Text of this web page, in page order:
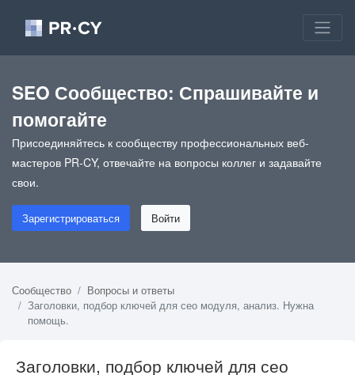
SEO Сообщество: Спрашивайте и
помогайте
Присоединяйтесь к сообществу профессиональных веб-
мастеров PR-CY, отвечайте на вопросы коллег и задавайте
свои.
Зарегистрироваться Войти
Сообщество
Вопросы и ответы
Заголовки, подбор ключей для сео модуля, анализ. Нужна
помощь.
Заголовки, подбор ключей для сео